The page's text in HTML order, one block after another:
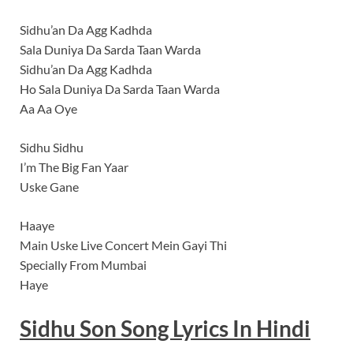
Sidhu’an Da Agg Kadhda
Sala Duniya Da Sarda Taan Warda
Sidhu’an Da Agg Kadhda
Ho Sala Duniya Da Sarda Taan Warda
Aa Aa Oye
Sidhu Sidhu
I’m The Big Fan Yaar
Uske Gane
Haaye
Main Uske Live Concert Mein Gayi Thi
Specially From Mumbai
Haye
Sidhu SonSong Lyrics In Hindi